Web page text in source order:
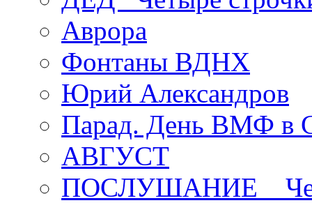
Аврора
Фонтаны ВДНХ
Юрий Александров
Парад. День ВМФ в
АВГУСТ
ПОСЛУШАНИЕ _